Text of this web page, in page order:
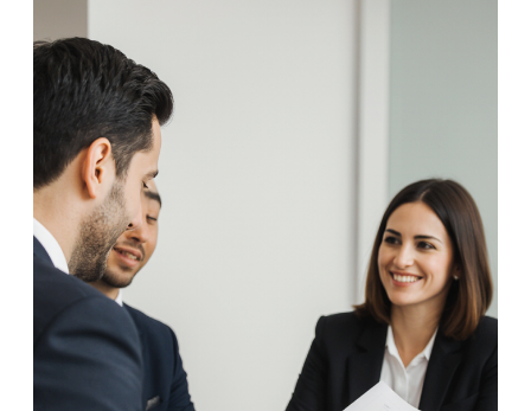
ניהול
הנכסים
בישראל